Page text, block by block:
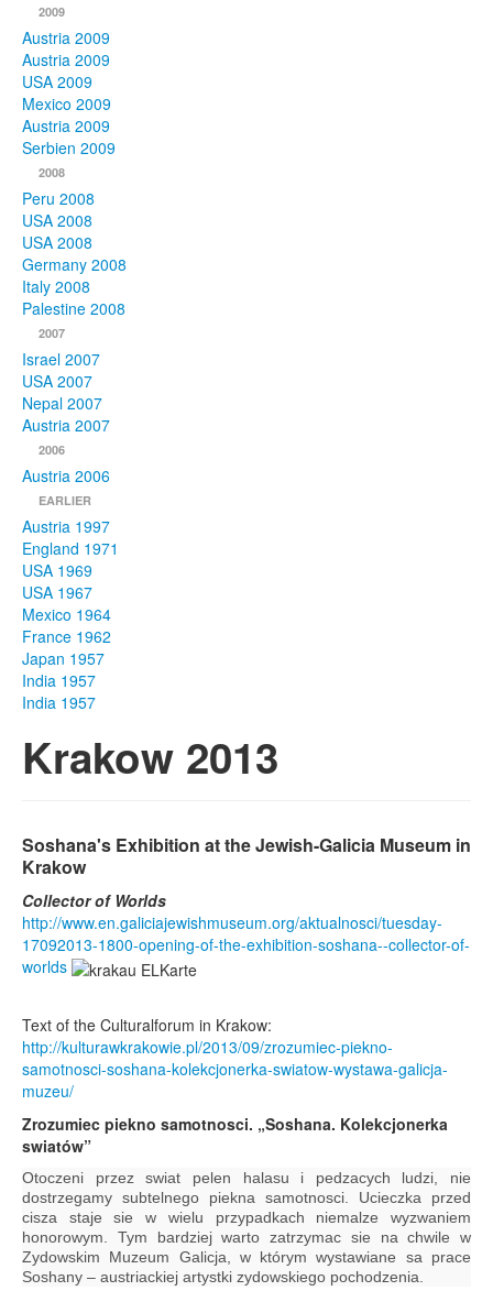
2009
Austria 2009
Austria 2009
USA 2009
Mexico 2009
Austria 2009
Serbien 2009
2008
Peru 2008
USA 2008
USA 2008
Germany 2008
Italy 2008
Palestine 2008
2007
Israel 2007
USA 2007
Nepal 2007
Austria 2007
2006
Austria 2006
EARLIER
Austria 1997
England 1971
USA 1969
USA 1967
Mexico 1964
France 1962
Japan 1957
India 1957
India 1957
Krakow 2013
Soshana's Exhibition at the Jewish-Galicia Museum in
Krakow
Collector of Worlds
http://www.en.galiciajewishmuseum.org/aktualnosci/tuesday-
17092013-1800-opening-of-the-exhibition-soshana--collector-of-
worlds
Text of the Culturalforum in Krakow:
http://kulturawkrakowie.pl/2013/09/zrozumiec-piekno-
samotnosci-soshana-kolekcjonerka-swiatow-wystawa-galicja-
muzeu/
Zrozumiec piekno samotnosci. „Soshana. Kolekcjonerka
swiatów”
Otoczeni przez swiat pelen halasu i pedzacych ludzi, nie
dostrzegamy subtelnego piekna samotnosci. Ucieczka przed
cisza staje sie w wielu przypadkach niemalze wyzwaniem
honorowym. Tym bardziej warto zatrzymac sie na chwile w
Zydowskim Muzeum Galicja, w którym wystawiane sa prace
Soshany – austriackiej artystki zydowskiego pochodzenia.